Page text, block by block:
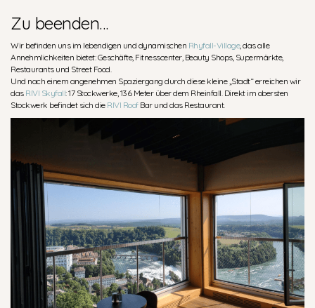
Zu beenden…
Wir befinden uns im lebendigen und dynamischen Rhyfall-Village, das alle
Annehmlichkeiten bietet: Geschäfte, Fitnesscenter, Beauty Shops, Supermärkte,
Restaurants und Street Food.
Und nach einem angenehmen Spaziergang durch diese kleine „Stadt“ erreichen wir
das RIVI Skyfall: 17 Stockwerke, 136 Meter über dem Rheinfall. Direkt im obersten
Stockwerk befindet sich die RIVI RoofBar und das Restaurant.